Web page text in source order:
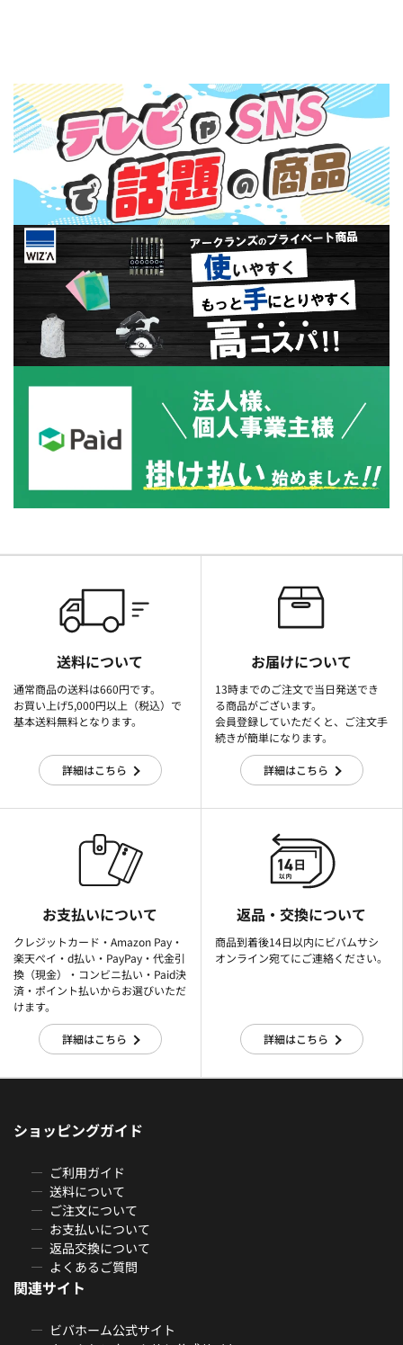
送料について
通常商品の送料は660円です。
お買い上げ5,000円以上（税込）で
基本送料無料となります。
詳細はこちら
お届けについて
13時までのご注文で当日発送でき
る商品がございます。
会員登録していただくと、ご注文手
続きが簡単になります。
詳細はこちら
お支払いについて
クレジットカード・Amazon Pay・
楽天ぺイ・d払い・PayPay・代金引
換（現金）・コンビニ払い・Paid決
済・ポイント払いからお選びいただ
けます。
詳細はこちら
返品・交換について
商品到着後14日以内にビバムサシ
オンライン宛てにご連絡ください。
詳細はこちら
ショッピングガイド
ご利用ガイド
送料について
ご注文について
お支払いについて
返品交換について
よくあるご質問
関連サイト
ビバホーム公式サイト